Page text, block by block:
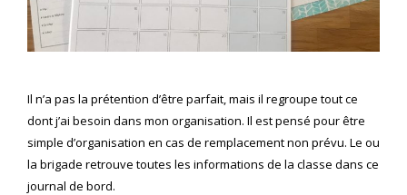
Il n’a pas la prétention d’être parfait, mais il regroupe tout ce
dont j’ai besoin dans mon organisation. Il est pensé pour être
simple d’organisation en cas de remplacement non prévu. Le ou
la brigade retrouve toutes les informations de la classe dans ce
journal de bord.